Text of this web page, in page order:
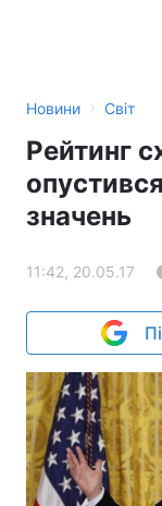
Новини › Світ
Рейтинг
значень
11:42, 20.05.17